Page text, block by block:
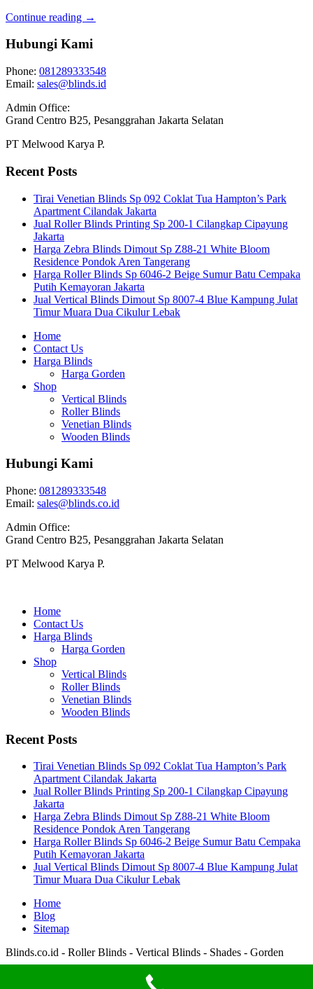
Continue reading →
Hubungi Kami
Phone: 081289333548
Email: sales@blinds.id
Admin Office:
Grand Centro B25, Pesanggrahan Jakarta Selatan
PT Melwood Karya P.
Recent Posts
Tirai Venetian Blinds Sp 092 Coklat Tua Hampton’s Park
Apartment Cilandak Jakarta
Jual Roller Blinds Printing Sp 200-1 Cilangkap Cipayung
Jakarta
Harga Zebra Blinds Dimout Sp Z88-21 White Bloom
Residence Pondok Aren Tangerang
Harga Roller Blinds Sp 6046-2 Beige Sumur Batu Cempaka
Putih Kemayoran Jakarta
Jual Vertical Blinds Dimout Sp 8007-4 Blue Kampung Julat
Timur Muara Dua Cikulur Lebak
Home
Contact Us
Harga Blinds
Harga Gorden
Shop
Vertical Blinds
Roller Blinds
Venetian Blinds
Wooden Blinds
Hubungi Kami
Phone: 081289333548
Email: sales@blinds.co.id
Admin Office:
Grand Centro B25, Pesanggrahan Jakarta Selatan
PT Melwood Karya P.
Home
Contact Us
Harga Blinds
Harga Gorden
Shop
Vertical Blinds
Roller Blinds
Venetian Blinds
Wooden Blinds
Recent Posts
Tirai Venetian Blinds Sp 092 Coklat Tua Hampton’s Park
Apartment Cilandak Jakarta
Jual Roller Blinds Printing Sp 200-1 Cilangkap Cipayung
Jakarta
Harga Zebra Blinds Dimout Sp Z88-21 White Bloom
Residence Pondok Aren Tangerang
Harga Roller Blinds Sp 6046-2 Beige Sumur Batu Cempaka
Putih Kemayoran Jakarta
Jual Vertical Blinds Dimout Sp 8007-4 Blue Kampung Julat
Timur Muara Dua Cikulur Lebak
Home
Blog
Sitemap
Blinds.co.id - Roller Blinds - Vertical Blinds - Shades - Gorden